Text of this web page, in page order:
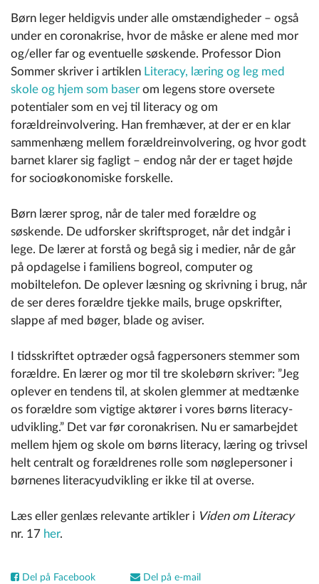
Børn leger heldigvis under alle omstændigheder – også
under en coronakrise, hvor de måske er alene med mor
og/eller far og eventuelle søskende. Professor Dion
Sommer skriver i artiklen Literacy, læring og leg med
skole og hjem som baser om legens store oversete
potentialer som en vej til literacy og om
forældreinvolvering. Han fremhæver, at der er en klar
sammenhæng mellem forældreinvolvering, og hvor godt
barnet klarer sig fagligt – endog når der er taget højde
for socioøkonomiske forskelle.
Børn lærer sprog, når de taler med forældre og
søskende. De udforsker skriftsproget, når det indgår i
lege. De lærer at forstå og begå sig i medier, når de går
på opdagelse i familiens bogreol, computer og
mobiltelefon. De oplever læsning og skrivning i brug, når
de ser deres forældre tjekke mails, bruge opskrifter,
slappe af med bøger, blade og aviser.
I tidsskriftet optræder også fagpersoners stemmer som
forældre. En lærer og mor til tre skolebørn skriver: ”Jeg
oplever en tendens til, at skolen glemmer at medtænke
os forældre som vigtige aktører i vores børns literacy-
udvikling.” Det var før coronakrisen. Nu er samarbejdet
mellem hjem og skole om børns literacy, læring og trivsel
helt centralt og forældrenes rolle som nøglepersoner i
børnenes literacyudvikling er ikke til at overse.
Læs eller genlæs relevante artikler i Viden om Literacy
nr. 17 her.
Del på Facebook
Del på e-mail